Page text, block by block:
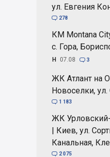
ул. Евгения
 278
КМ Montana
с. Гора,
н 07.08  3
ЖК Атлант на
Новоселки, ул.
 1 183
ЖК
| Киев, ул.
Канальная,
 2 075